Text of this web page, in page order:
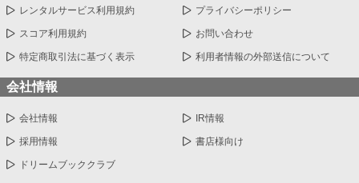
レンタルサービス利用規約 プライバシーポリシー
スコア利用規約 お問い合わせ
特定商取引法に基づく表示 利用者情報の外部送信について
会社情報
会社情報 IR情報
採用情報 書店様向け
ドリームブッククラブ